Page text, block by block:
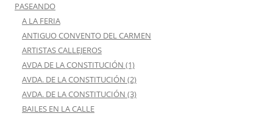
PASEANDO
A LA FERIA
ANTIGUO CONVENTO DEL CARMEN
ARTISTAS CALLEJEROS
AVDA DE LA CONSTITUCIÓN (1)
AVDA. DE LA CONSTITUCIÓN (2)
AVDA. DE LA CONSTITUCIÓN (3)
BAILES EN LA CALLE